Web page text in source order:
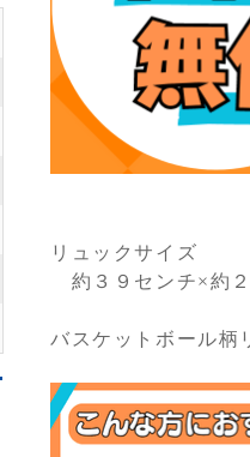
リュックサイズ
約３９センチ×約
バスケットボール